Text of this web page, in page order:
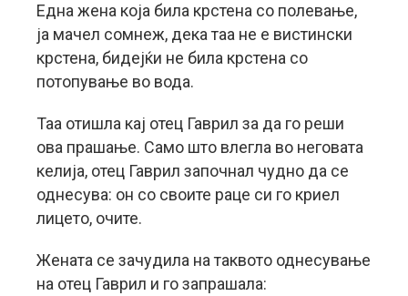
Една жена која била крстена со полевање,
ја мачел сомнеж, дека таа не е вистински
крстена, бидејќи не била крстена со
потопување во вода.
Таа отишла кај отец Гаврил за да го реши
ова прашање. Само што влегла во неговата
келија, отец Гаврил започнал чудно да се
однесува: он со своите раце си го криел
лицето, очите.
Жената се зачудила на таквото однесување
на отец Гаврил и го запрашала: